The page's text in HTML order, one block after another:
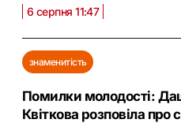
6 серпня 11:47
знаменитість
Помилки молодості:
Квіткова розповіла про